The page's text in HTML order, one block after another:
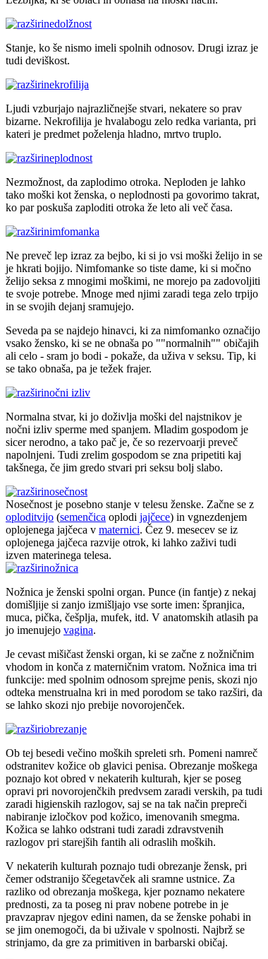
nedolžnost
Stanje, ko še nismo imeli spolnih odnosov. Drugi izraz je
tudi deviškost.
nekrofilija
Ljudi vzburjajo najrazličnejše stvari, nekatere so prav
bizarne. Nekrofilija je hvalabogu zelo redka varianta, pri
kateri je predmet poželenja hladno, mrtvo truplo.
neplodnost
Nezmožnost, da zaplodimo otroka. Neploden je lahko
tako moški kot ženska, o neplodnosti pa govorimo takrat,
ko par poskuša zaploditi otroka že leto ali več časa.
nimfomanka
Ne preveč lep izraz za bejbo, ki si jo vsi moški želijo in se
je hkrati bojijo. Nimfomanke so tiste dame, ki si močno
želijo seksa z mnogimi moškimi, ne morejo pa zadovoljiti
te svoje potrebe. Mnoge med njimi zaradi tega zelo trpijo
in se svojih dejanj sramujejo.
Seveda pa se najdejo hinavci, ki za nimfomanko označijo
vsako žensko, ki se ne obnaša po ""normalnih"" običajih
ali celo - sram jo bodi - pokaže, da uživa v seksu. Tip, ki
se tako obnaša, pa je težek frajer.
nočni izliv
Normalna stvar, ki jo doživlja moški del najstnikov je
nočni izliv sperme med spanjem. Mladim gospodom je
sicer nerodno, a tako pač je, če so rezervoarji preveč
napolnjeni. Tudi zrelim gospodom se zna pripetiti kaj
takšnega, če jim gredo stvari pri seksu bolj slabo.
nosečnost
Nosečnost je posebno stanje v telesu ženske. Začne se z
oploditvijo (semenčica oplodi jajčece) in vgnezdenjem
oplojenega jajčeca v maternici. Čez 9. mesecev se iz
oplojenega jajčeca razvije otrok, ki lahko zaživi tudi
izven materinega telesa.
nožnica
Nožnica je ženski spolni organ. Punce (in fantje) z nekaj
domišljije si zanjo izmišljajo vse sorte imen: špranjica,
muca, pička, češplja, mufek, itd. V anatomskih atlasih pa
jo imenujejo vagina.
Je cevast mišičast ženski organ, ki se začne z nožničnim
vhodom in konča z materničnim vratom. Nožnica ima tri
funkcije: med spolnim odnosom sprejme penis, skozi njo
odteka menstrualna kri in med porodom se tako razširi, da
se lahko skozi njo prebije novorojenček.
obrezanje
Ob tej besedi večino moških spreleti srh. Pomeni namreč
odstranitev kožice ob glavici penisa. Obrezanje moškega
poznajo kot obred v nekaterih kulturah, kjer se poseg
opravi pri novorojenčkih predvsem zaradi verskih, pa tudi
zaradi higienskih razlogov, saj se na tak način prepreči
nabiranje izločkov pod kožico, imenovanih smegma.
Kožica se lahko odstrani tudi zaradi zdravstvenih
razlogov pri starejših fantih ali odraslih moških.
V nekaterih kulturah poznajo tudi obrezanje žensk, pri
čemer odstranijo ščegetavček ali sramne ustnice. Za
razliko od obrezanja moškega, kjer poznamo nekatere
prednosti, za ta poseg ni prav nobene potrebe in je
pravzaprav njegov edini namen, da se ženske pohabi in
se jim onemogoči, da bi uživale v spolnosti. Najbrž se
strinjamo, da gre za primitiven in barbarski običaj.